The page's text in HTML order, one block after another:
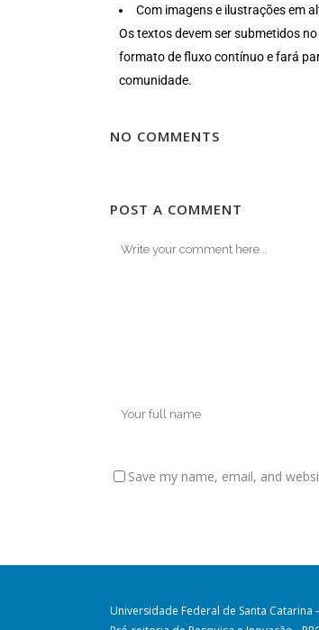
Com imagens e ilustrações em
Os textos devem ser submetidos no
formato de fluxo contínuo e fará
comunidade.
NO COMMENTS
POST A COMMENT
Save my name, email, and
Universidade Federal de Santa Catarina -